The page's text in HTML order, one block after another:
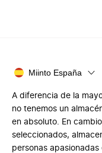
Miinto España
A diferencia de la
no tenemos un
en absoluto. En
seleccionados,
personas